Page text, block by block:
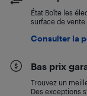
État Boîte les
surface de
Consulter la
Bas prix
Trouvez un
Des exceptions